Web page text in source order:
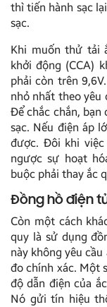
thì tiến hành sạc
sạc.
Khi muốn thử tải
khởi động (CCA)
phải còn trên
nhỏ nhất theo yêu
Để chắc chắn, bạn
sạc. Nếu điện áp
được. Đôi khi việc
ngược sự hoạt
buộc phải thay ắc
Đồng hồ điện
Còn một cách
quy là sử dụng
này không yêu
đo chính xác. Một
độ dẫn điện của
Nó gửi tín hiệu